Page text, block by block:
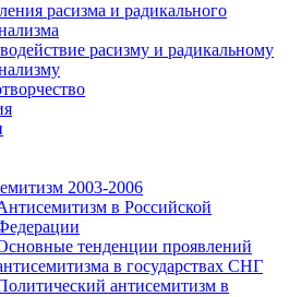
расизма и радикального
расизму и радикальному
2003-2006
в Российской
тенденции проявлений
в государствах СНГ
антисемитизм в